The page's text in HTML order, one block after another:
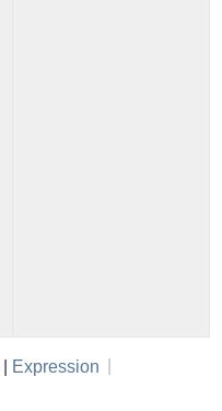
| Expression